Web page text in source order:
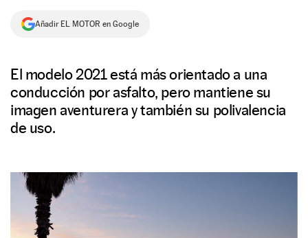
NEWSLETTER
Añadir EL MOTOR en Google
El modelo 2021 está más orientado a una
conducción por asfalto, pero mantiene su
imagen aventurera y también su polivalencia
de uso.